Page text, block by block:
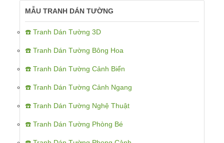
MẪU TRANH DÁN TƯỜNG
☎️ Tranh Dán Tường 3D
☎️ Tranh Dán Tường Bông Hoa
☎️ Tranh Dán Tường Cảnh Biển
☎️ Tranh Dán Tường Cảnh Ngang
☎️ Tranh Dán Tường Nghệ Thuật
☎️ Tranh Dán Tường Phòng Bé